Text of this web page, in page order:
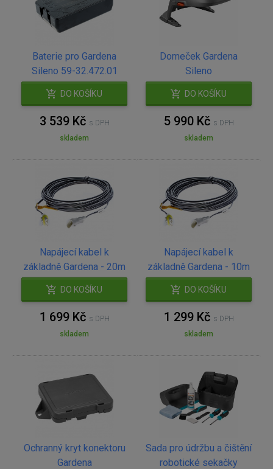
Baterie pro Gardena
Sileno 59-32.472.01
DO KOŠÍKU
3 539 Kč s DPH
skladem
Domeček Gardena
Sileno
DO KOŠÍKU
5 990 Kč s DPH
skladem
Napájecí kabel k
základně Gardena - 20m
DO KOŠÍKU
1 699 Kč s DPH
skladem
Napájecí kabel k
základně Gardena - 10m
DO KOŠÍKU
1 299 Kč s DPH
skladem
Ochranný kryt konektoru
Gardena
Sada pro údržbu a čištění
robotické sekačky